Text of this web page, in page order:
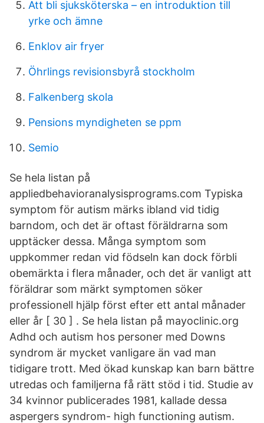
Att bli sjuksköterska – en introduktion till
yrke och ämne
Enklov air fryer
Öhrlings revisionsbyrå stockholm
Falkenberg skola
Pensions myndigheten se ppm
Semio
Se hela listan på
appliedbehavioranalysisprograms.com Typiska
symptom för autism märks ibland vid tidig
barndom, och det är oftast föräldrarna som
upptäcker dessa. Många symptom som
uppkommer redan vid födseln kan dock förbli
obemärkta i flera månader, och det är vanligt att
föräldrar som märkt symptomen söker
professionell hjälp först efter ett antal månader
eller år [ 30 ] . Se hela listan på mayoclinic.org
Adhd och autism hos personer med Downs
syndrom är mycket vanligare än vad man
tidigare trott. Med ökad kunskap kan barn bättre
utredas och familjerna få rätt stöd i tid. Studie av
34 kvinnor publicerades 1981, kallade dessa
aspergers syndrom- high functioning autism.